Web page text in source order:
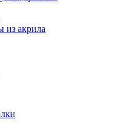
из акрила